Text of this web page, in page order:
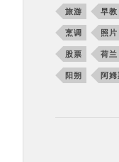
旅游 早教
烹调 照片
股票 荷兰
阳朔 阿姆